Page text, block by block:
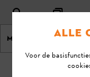
Menu Alle
Voor de